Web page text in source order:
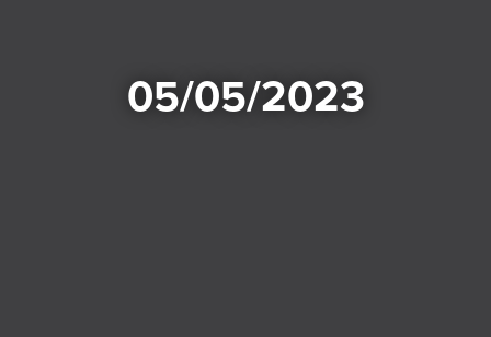
05/05/2023